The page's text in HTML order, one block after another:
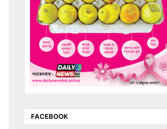
FACEBOOK